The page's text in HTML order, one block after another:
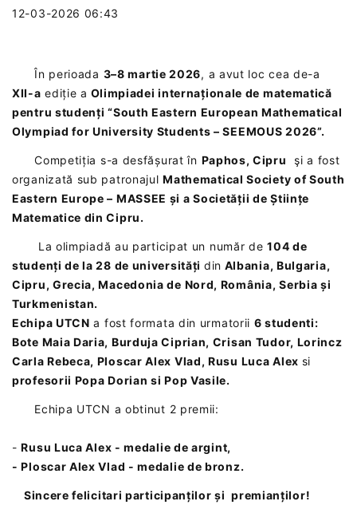
12-03-2026 06:43
În perioada 3–8 martie 2026, a avut loc cea de-a
XII-a ediție a Olimpiadei internaționale de matematică
pentru studenți “South Eastern European Mathematical
Olympiad for University Students – SEEMOUS 2026”.
Competiția s-a desfășurat în Paphos, Cipru şi a fost
organizată sub patronajulMathematical Society of South
Eastern Europe – MASSEE și a Societății de Științe
Matematice din Cipru.
La olimpiadă au participat un număr de104 de
studenți de la 28 de universități din Albania, Bulgaria,
Cipru, Grecia, Macedonia de Nord, România, Serbia și
Turkmenistan.
Echipa UTCN a fost formata din urmatorii 6 studenti:
Bote Maia Daria, Burduja Ciprian, Crisan Tudor, Lorincz
Carla Rebeca, Ploscar Alex Vlad, Rusu Luca Alex si
profesorii Popa Dorian si Pop Vasile.
Echipa UTCN a obtinut 2 premii:
-Rusu Luca Alex - medalie de argint,
- Ploscar Alex Vlad - medalie de bronz.
Sincere felicitari participanților și premianților!